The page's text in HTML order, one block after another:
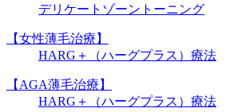
デリケートゾーントーニング
【女性薄毛治療】
HARG＋（ハーグプラス）療法
【AGA薄毛治療】
HARG＋（ハーグプラス）療法